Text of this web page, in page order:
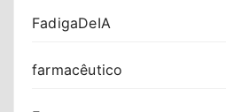
FadigaDeIA
farmacêutico